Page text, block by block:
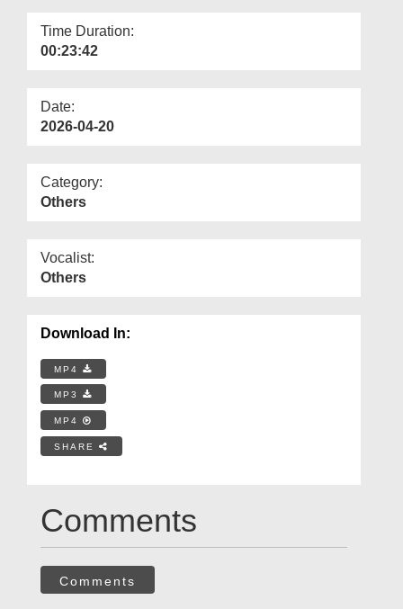
More
Time Duration:
00:23:42
Date:
2026-04-20
Category:
Others
Vocalist:
Others
Download In:
MP4
MP3
MP4
SHARE
Comments
Comments